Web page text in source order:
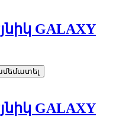
GALAXY
GALAXY